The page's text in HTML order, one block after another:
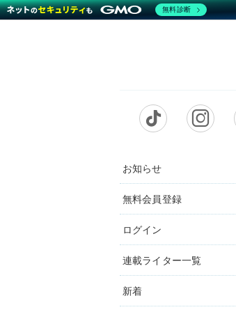
お知らせ
無料会員登録
ログイン
連載ライター一覧
新着
無料診断